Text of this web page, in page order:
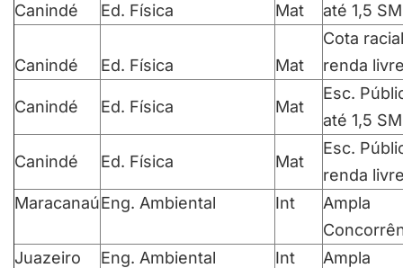
Canindé Ed. Física Mat
até 1,5 SM
Canindé Ed. Física Mat
Cota racial
renda
Canindé Ed. Física Mat
Esc.
até 1,5 SM
Canindé Ed. Física Mat
Esc.
renda
MaracanaúEng. Ambiental Int
Ampla
Juazeiro
Eng. Ambiental Int
Ampla